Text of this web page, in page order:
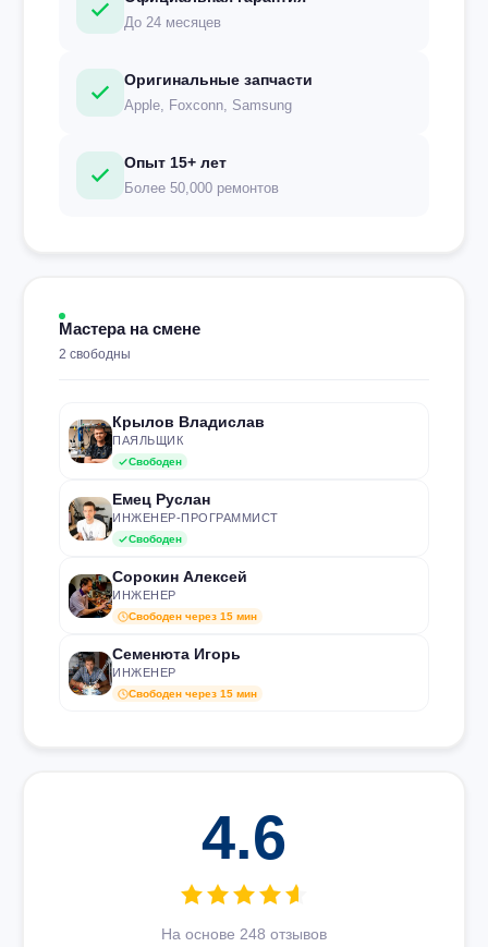
До 24 месяцев
Оригинальные запчасти
Apple, Foxconn, Samsung
Опыт 15+ лет
Более 50,000 ремонтов
Мастера на смене
2 свободны
Крылов Владислав
ПАЯЛЬЩИК
Свободен
Емец Руслан
ИНЖЕНЕР-ПРОГРАММИСТ
Свободен
Сорокин Алексей
ИНЖЕНЕР
Свободен через 15 мин
Семенюта Игорь
ИНЖЕНЕР
Свободен через 15 мин
4.6
На основе 248 отзывов